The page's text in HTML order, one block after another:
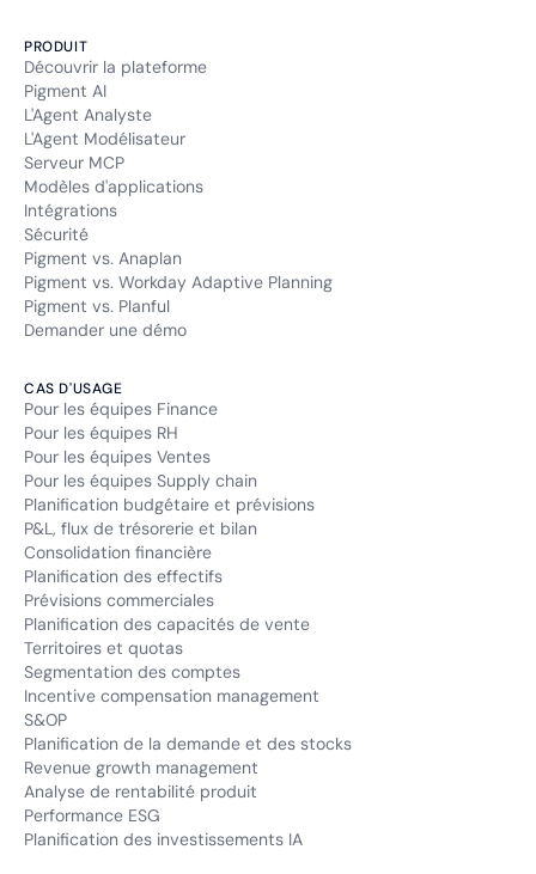
PRODUIT
Découvrir la plateforme
Pigment AI
L'Agent Analyste
L'Agent Modélisateur
Serveur MCP
Modèles d'applications
Intégrations
Sécurité
Pigment vs. Anaplan
Pigment vs. Workday Adaptive Planning
Pigment vs. Planful
Demander une démo
CAS D'USAGE
Pour les équipes Finance
Pour les équipes RH
Pour les équipes Ventes
Pour les équipes Supply chain
Planification budgétaire et prévisions
P&L, flux de trésorerie et bilan
Consolidation financière
Planification des effectifs
Prévisions commerciales
Planification des capacités de vente
Territoires et quotas
Segmentation des comptes
Incentive compensation management
S&OP
Planification de la demande et des stocks
Revenue growth management
Analyse de rentabilité produit
Performance ESG
Planification des investissements IA